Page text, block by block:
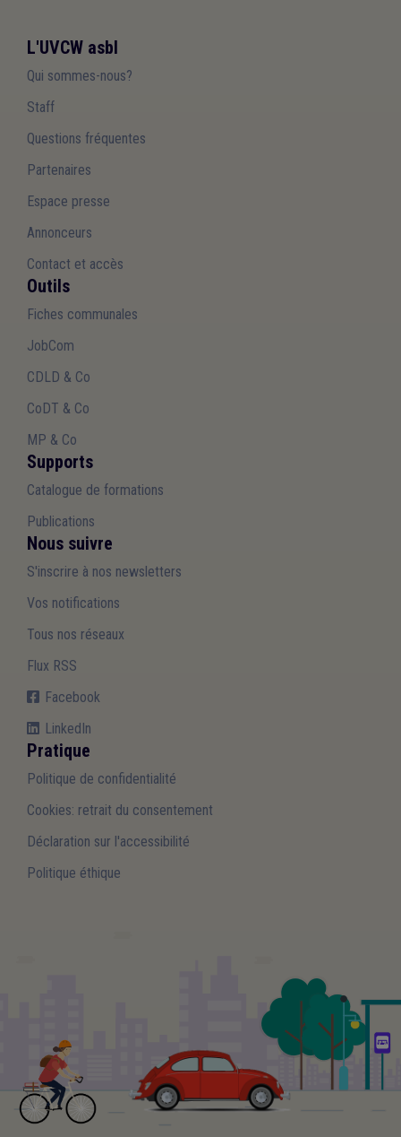
L'UVCW asbl
Qui sommes-nous?
Staff
Questions fréquentes
Partenaires
Espace presse
Annonceurs
Contact et accès
Outils
Fiches communales
JobCom
CDLD & Co
CoDT & Co
MP & Co
Supports
Catalogue de formations
Publications
Nous suivre
S'inscrire à nos newsletters
Vos notifications
Tous nos réseaux
Flux RSS
Facebook
LinkedIn
Pratique
Politique de confidentialité
Cookies: retrait du consentement
Déclaration sur l'accessibilité
Politique éthique